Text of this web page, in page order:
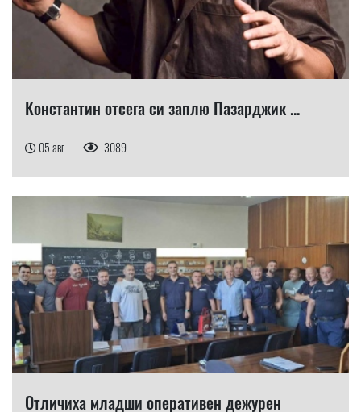
Константин отсега си заплю Пазарджик ...
05 авг 3089
Отличиха младши оперативен дежурен